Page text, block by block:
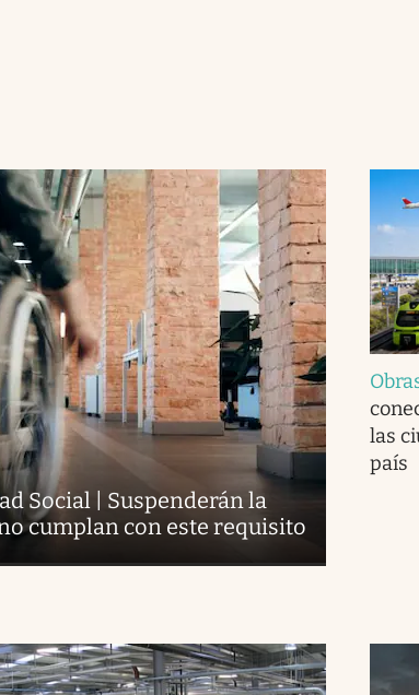
Social | Suspenderán la
cumplan con este requisito
las
país